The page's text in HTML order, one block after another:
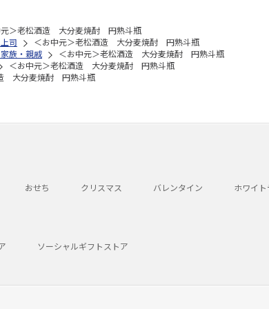
元＞老松酒造 大分麦焼酎 円熟斗瓶
司
＜お中元＞老松酒造 大分麦焼酎 円熟斗瓶
族・親戚
＜お中元＞老松酒造 大分麦焼酎 円熟斗瓶
＜お中元＞老松酒造 大分麦焼酎 円熟斗瓶
大分麦焼酎 円熟斗瓶
おせち クリスマス バレンタイン ホワイ
ソーシャルギフトストア